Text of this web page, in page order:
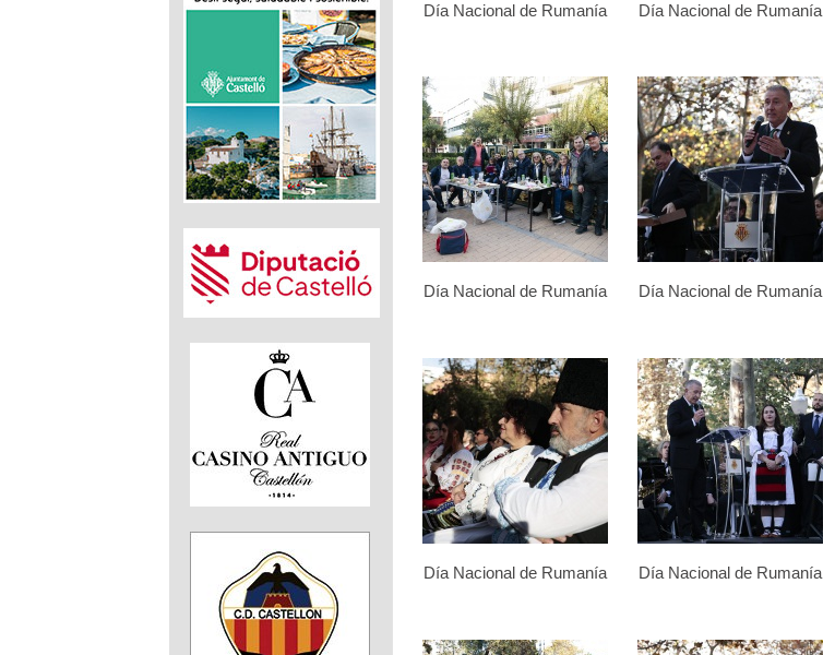
Día Nacional de Rumanía Día Nacional de Rumanía
Día Nacional de Rumanía Día Nacional de Rumanía
Día Nacional de Rumanía Día Nacional de Rumanía